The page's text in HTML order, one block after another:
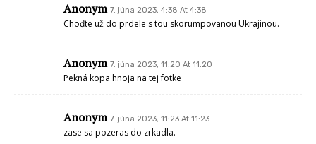
Anonym 7. júna 2023, 4:38 At 4:38
Choďte už do prdele s tou skorumpovanou Ukrajinou.
Anonym 7. júna 2023, 11:20 At 11:20
Pekná kopa hnoja na tej fotke
Anonym 7. júna 2023, 11:23 At 11:23
zase sa pozeras do zrkadla.